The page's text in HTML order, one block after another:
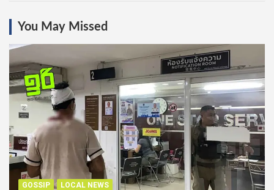
You May Missed
GOSSIP LOCAL NEWS